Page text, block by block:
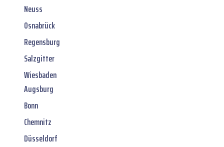
Neuss
Osnabrück
Regensburg
Salzgitter
Wiesbaden
Augsburg
Bonn
Chemnitz
Düsseldorf